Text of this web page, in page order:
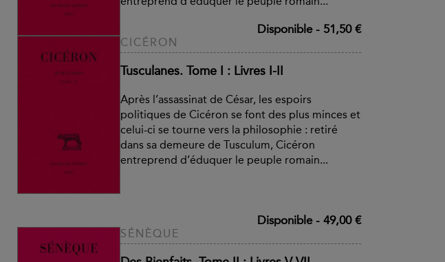
Disponible- 51,50 €
CICÉRON
Tusculanes. Tome I : Livres I-II
Après l’assassinat de César, les espoirs
politiques de Cicéron se font des plus minces et
celui-ci se tourne vers la philosophie : retiré
dans sa demeure de Tusculum, Cicéron
entreprend d’éduquer le peuple romain...
Disponible- 49,00 €
SÉNÈQUE